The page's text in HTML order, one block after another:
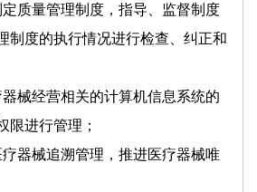
定质量管理制度，指导、监督制度
制度的执行情况进行检查、纠正和
器械经营相关的计算机信息系统的
限进行管理；
疗器械追溯管理，推进医疗器械唯